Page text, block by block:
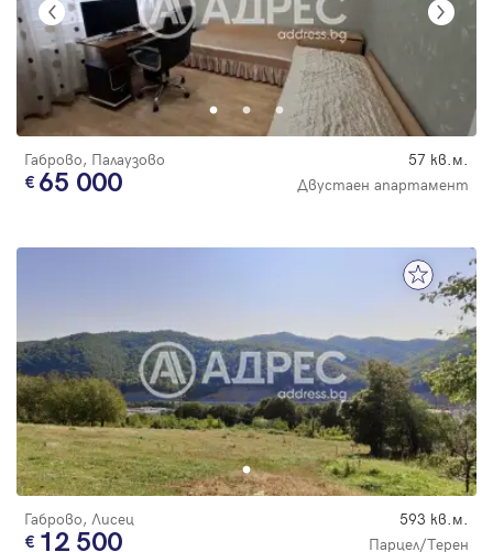
Габрово, Палаузово 57 кв.м.
65 000 Двустаен апартамент
Габрово, Лисец 593 кв.м.
12 500 Парцел/Терен